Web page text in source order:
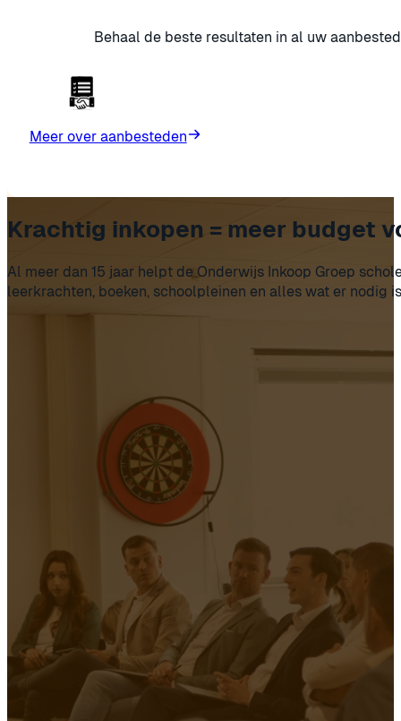
Behaal de beste resultaten in al uw
Meer over aanbesteden
Krachtig inkopen = meer budget
Al meer dan 15 jaar helpt de Onderwijs Inkoop Groep
leerkrachten, boeken, schoolpleinen en alles wat er nodig